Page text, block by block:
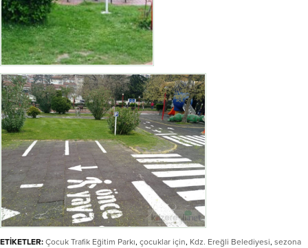
ETİKETLER: Çocuk Trafik Eğitim Parkı, çocuklar için, Kdz. Ereğli Belediyesi, sezona